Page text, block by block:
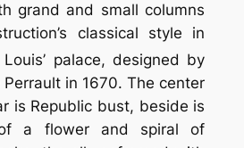
grand and small columns
classical style in
palace, designed by
in 1670. The center
is Republic bust, beside is
a flower and spiral of